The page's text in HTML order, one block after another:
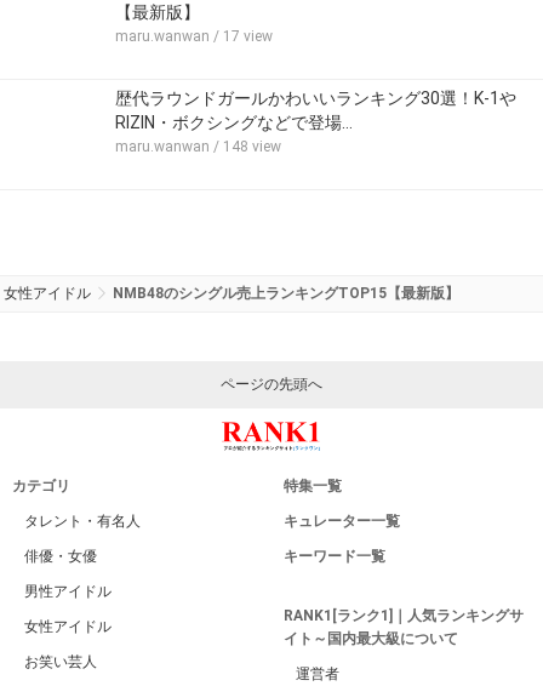
【最新版】
maru.wanwan / 17 view
歴代ラウンドガールかわいいランキング30選！K-1や
RIZIN・ボクシングなどで登場…
maru.wanwan / 148 view
女性アイドル NMB48のシングル売上ランキングTOP15【最新版】
ページの先頭へ
カテゴリ
タレント・有名人
俳優・女優
男性アイドル
女性アイドル
お笑い芸人
特集一覧
キュレーター一覧
キーワード一覧
RANK1[ランク1]｜人気ランキングサ
イト～国内最大級について
運営者